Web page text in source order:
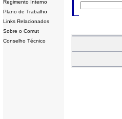
Regimento Interno
Plano de Trabalho
Links Relacionados
Sobre o Comut
Conselho Técnico